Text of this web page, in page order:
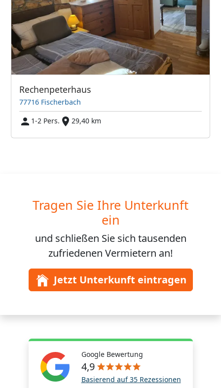
Rechenpeterhaus
77716 Fischerbach
1-2 Pers.
29,40 km
Tragen Sie Ihre Unterkunft
ein
und schließen Sie sich tausenden
zufriedenen Vermietern an!
Jetzt Unterkunft eintragen
Google Bewertung
4,9
Basierend auf 35 Rezessionen